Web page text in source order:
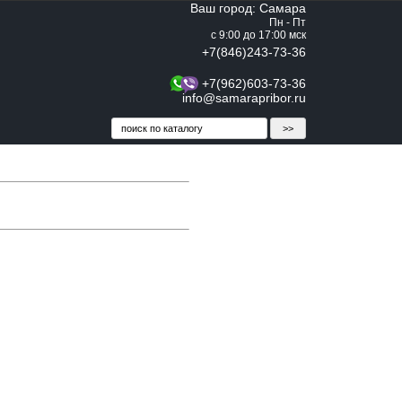
Ваш город: Самара
Пн - Пт
с 9:00 до 17:00 мск
+7(846)243-73-36
+7(962)603-73-36
info@samarapribor.ru